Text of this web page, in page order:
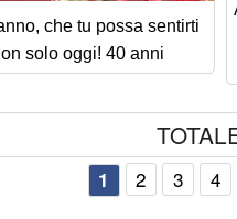
che tu possa sentirti
solo oggi! 40 anni
1 2 3 4